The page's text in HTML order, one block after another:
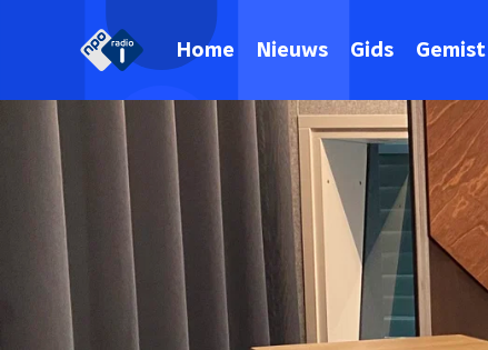
Home Nieuws Gids Gemist